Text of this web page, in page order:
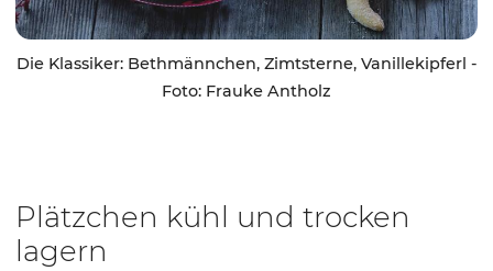
Die Klassiker: Bethmännchen, Zimtsterne, Vanillekipferl -
Foto: Frauke Antholz
Plätzchen kühl und trocken
lagern